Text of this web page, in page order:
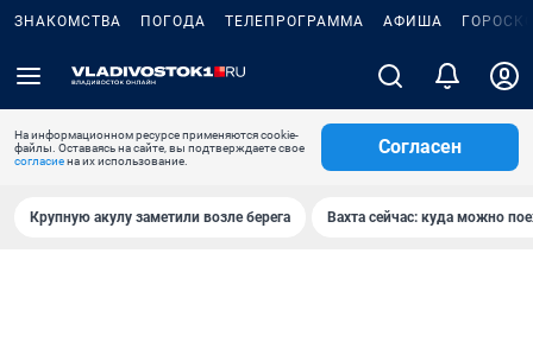
ЗНАКОМСТВА ПОГОДА ТЕЛЕПРОГРАММА АФИША
На информационном ресурсе применяются cookie-
файлы. Оставаясь на сайте, вы подтверждаете свое
согласиена их использование.
Согласен
Крупную акулу заметили возле берега Вахта сейчас: куда можно